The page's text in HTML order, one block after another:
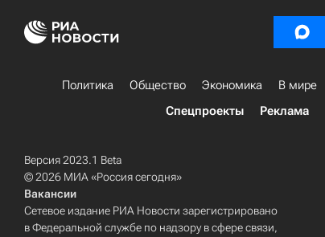
Политика Общество Экономика В мире
Спецпроекты
Реклама
Версия 2023.1 Beta
© 2026 МИА «Россия сегодня»
Вакансии
Сетевое издание РИА Новости зарегистрировано
в Федеральной службе по надзору в сфере связи,